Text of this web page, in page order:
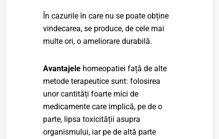
În cazurile în care nu se poate obține
vindecarea, se produce, de cele mai
multe ori, o ameliorare durabilă.
Avantajele homeopatiei față de alte
metode terapeutice sunt: folosirea
unor cantități foarte mici de
medicamente care implică, pe de o
parte, lipsa toxicității asupra
organismului, iar pe de altă parte